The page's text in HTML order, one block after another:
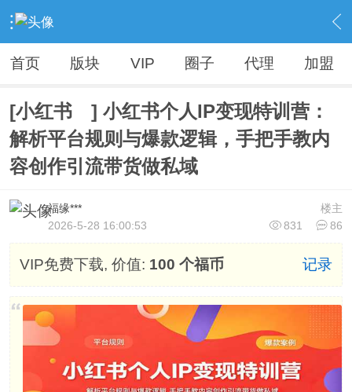
› Vip精品资源（人无我有，人有我优） ›
各大VIP资源【精品不断，全网首发】
内容
首页 版块 VIP 圈子 代理 加盟
[小红书 ] 小红书个人IP变现特训营：
解析平台规则与爆款逻辑，手把手教内
容创作引流带货做私域
楼主
福缘***
831
86
2026-5-28 16:00:53
VIP免费下载, 价值: 100 个福币 记录